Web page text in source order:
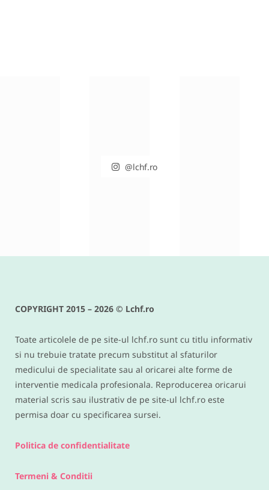
@lchf.ro
COPYRIGHT 2015 – 2026 © Lchf.ro
Toate articolele de pe site-ul lchf.ro sunt cu titlu informativ
si nu trebuie tratate precum substitut al sfaturilor
medicului de specialitate sau al oricarei alte forme de
interventie medicala profesionala. Reproducerea oricarui
material scris sau ilustrativ de pe site-ul lchf.ro este
permisa doar cu specificarea sursei.
Politica de confidentialitate
Termeni & Conditii